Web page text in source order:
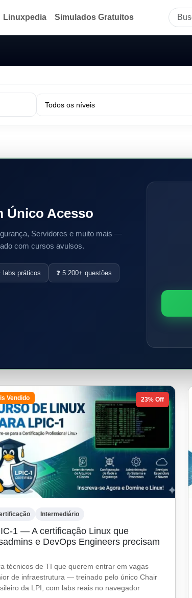
Linuxpedia Simulados Gratuitos
Único Acesso
Servidores e muito mais —
com cursos avulsos.
labs práticos ❓ 5.200+ questões
Vendido 23% Off
Intermediário
1 — A certificação Linux que
e DevOps Engineers precisam
técnicos de TI que querem entrar em vagas
de infraestrutura — treinado pelo único Chair
da LPI, com labs reais no navegador